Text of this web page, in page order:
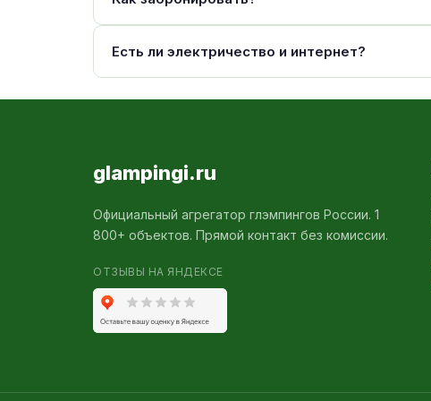
Есть ли электричество и интернет?
glampingi.ru
Официальный агрегатор глэмпингов России. 1
800+ объектов. Прямой контакт без комиссии.
ОТЗЫВЫ НА ЯНДЕКСЕ